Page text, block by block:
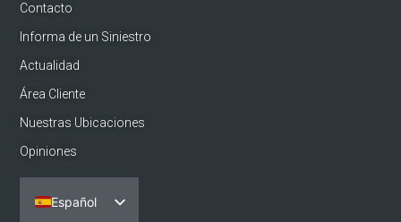
Contacto
Informa de un Siniestro
Actualidad
Área Cliente
Nuestras Ubicaciones
Opiniones
Español